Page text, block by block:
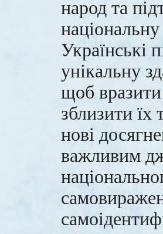
народ та
Українські
унікальну
щоб
зблизити їх
нові
важливим